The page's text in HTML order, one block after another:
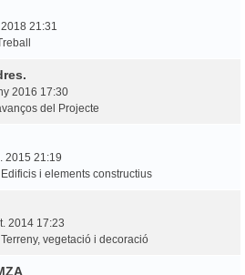
21:31
2016 17:30
del Projecte
2015 21:19
i elements constructius
2014 17:23
vegetació i decoració